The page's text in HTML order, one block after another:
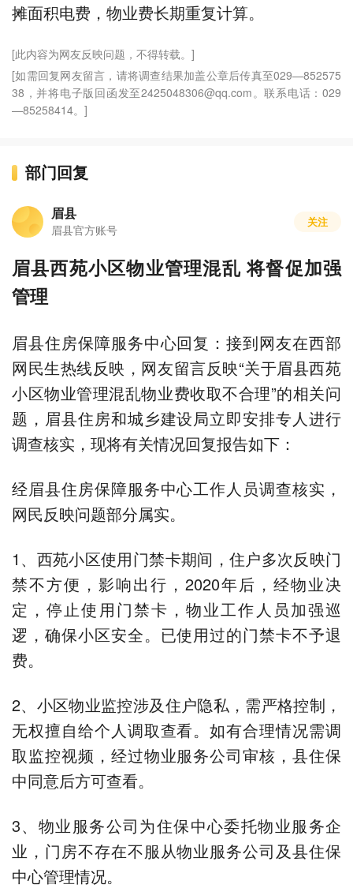
摊面积电费，物业费长期重复计算。
[此内容为网友反映问题，不得转载。]
[如需回复网友留言，请将调查结果加盖公章后传真至029—852575
38，并将电子版回函发至2425048306@qq.com。联系电话：029
—85258414。]
部门回复
眉县
眉县官方账号
关注
眉县西苑小区物业管理混乱 将督促加强
管理
眉县住房保障服务中心回复：接到网友在西部
网民生热线反映，网友留言反映“关于眉县西苑
小区物业管理混乱物业费收取不合理”的相关问
题，眉县住房和城乡建设局立即安排专人进行
调查核实，现将有关情况回复报告如下：
经眉县住房保障服务中心工作人员调查核实，
网民反映问题部分属实。
1、西苑小区使用门禁卡期间，住户多次反映门
禁不方便，影响出行，2020年后，经物业决
定，停止使用门禁卡，物业工作人员加强巡
逻，确保小区安全。已使用过的门禁卡不予退
费。
2、小区物业监控涉及住户隐私，需严格控制，
无权擅自给个人调取查看。如有合理情况需调
取监控视频，经过物业服务公司审核，县住保
中同意后方可查看。
3、物业服务公司为住保中心委托物业服务企
业，门房不存在不服从物业服务公司及县住保
中心管理情况。